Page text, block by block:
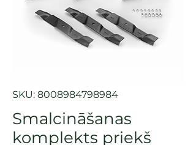
SKU: 8008984798984
Smalcināšanas
komplekts priekš